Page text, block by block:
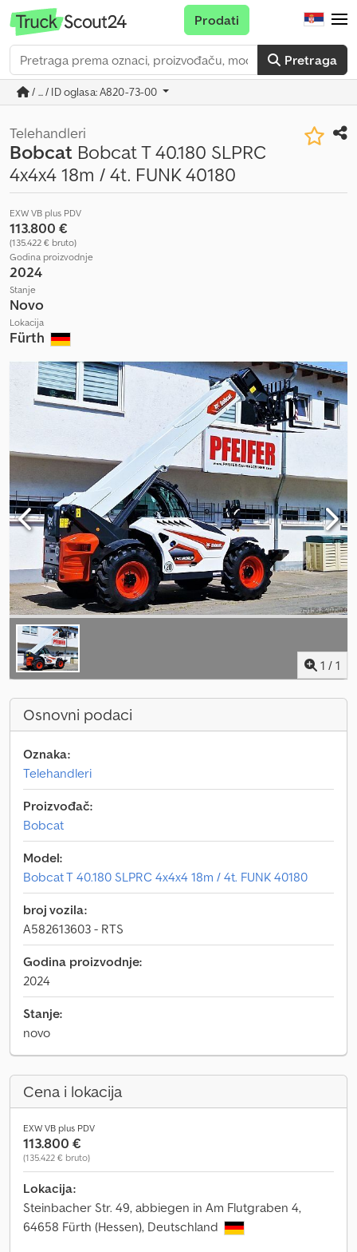
Pretraga
Prodati
/ ... / ID oglasa: A820-73-00
Telehandleri
Bobcat Bobcat T 40.180 SLPRC
4x4x4 18m / 4t. FUNK 40180
EXW VB plus PDV
113.800 €
(135.422 € bruto)
Godina proizvodnje
2024
Stanje
Novo
Lokacija
Fürth
1 / 1
Osnovni podaci
Oznaka:
Telehandleri
Proizvođač:
Bobcat
Model:
Bobcat T 40.180 SLPRC 4x4x4 18m / 4t. FUNK 40180
broj vozila:
A582613603 - RTS
Godina proizvodnje:
2024
Stanje:
novo
Cena i lokacija
EXW VB plus PDV
113.800 €
(135.422 € bruto)
Lokacija:
Steinbacher Str. 49, abbiegen in Am Flutgraben 4,
64658 Fürth (Hessen), Deutschland